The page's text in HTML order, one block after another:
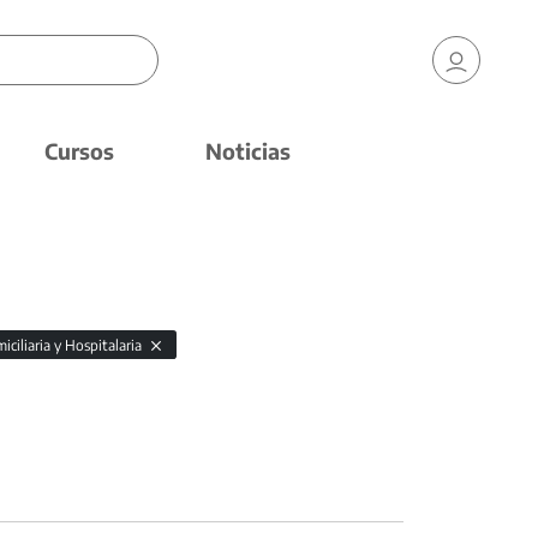
Cursos Noticias
y Hospitalaria